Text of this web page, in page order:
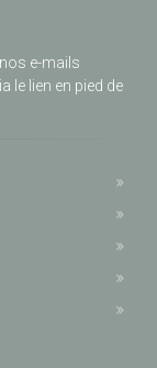
e-mails
le lien en pied de